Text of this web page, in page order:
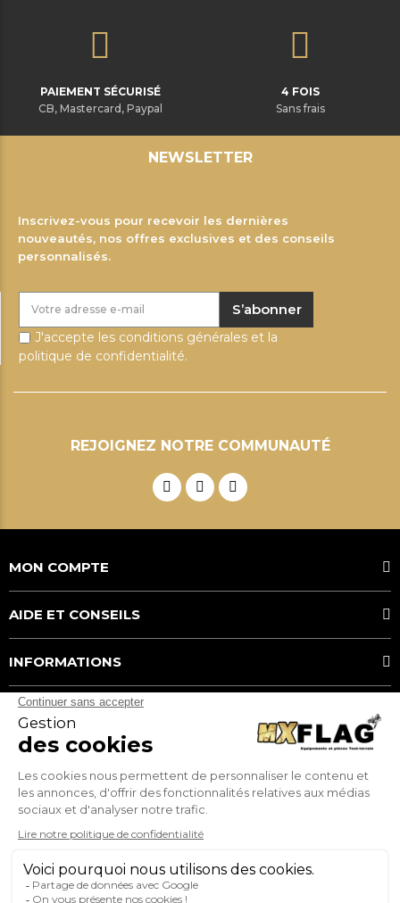
PAIEMENT SÉCURISÉ
CB, Mastercard, Paypal
4 FOIS
Sans frais
NEWSLETTER
Inscrivez-vous pour recevoir les dernières
nouveautés, nos offres exclusives et des conseils
personnalisés.
S’abonner
J'accepte les conditions générales et la
politique de confidentialité.
REJOIGNEZ NOTRE COMMUNAUTÉ
MON COMPTE
AIDE ET CONSEILS
INFORMATIONS
MOYENS DE PAIEMENT
Service client